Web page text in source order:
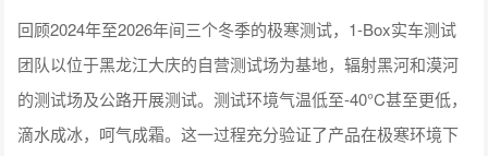
回顾2024年至2026年间三个冬季的极寒测试，1-Box实车测试
团队以位于黑龙江大庆的自营测试场为基地，辐射黑河和漠河
的测试场及公路开展测试。测试环境气温低至-40°C甚至更低，
滴水成冰，呵气成霜。这一过程充分验证了产品在极寒环境下